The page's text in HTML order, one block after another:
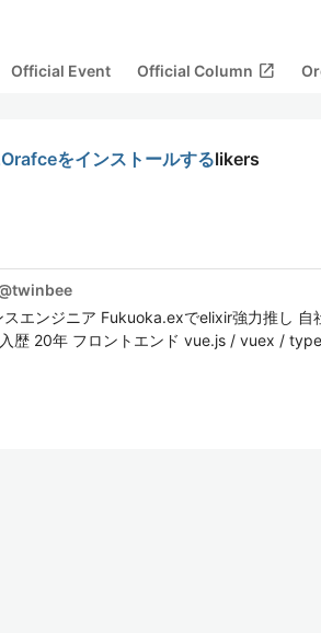
Official Event Official Column open_in_new
をインストールするlikers
twinbee
スエンジニア Fukuoka.exでelixir強力推し
歴 20年 フロントエンド vue.js / vuex /